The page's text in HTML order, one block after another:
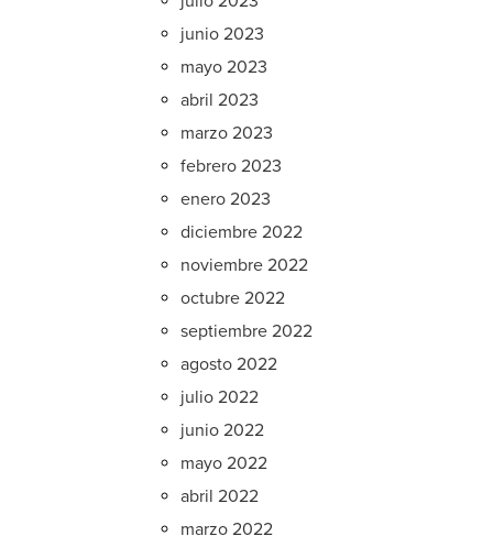
junio 2023
mayo 2023
abril 2023
marzo 2023
febrero 2023
enero 2023
diciembre 2022
noviembre 2022
octubre 2022
septiembre 2022
agosto 2022
julio 2022
junio 2022
mayo 2022
abril 2022
marzo 2022